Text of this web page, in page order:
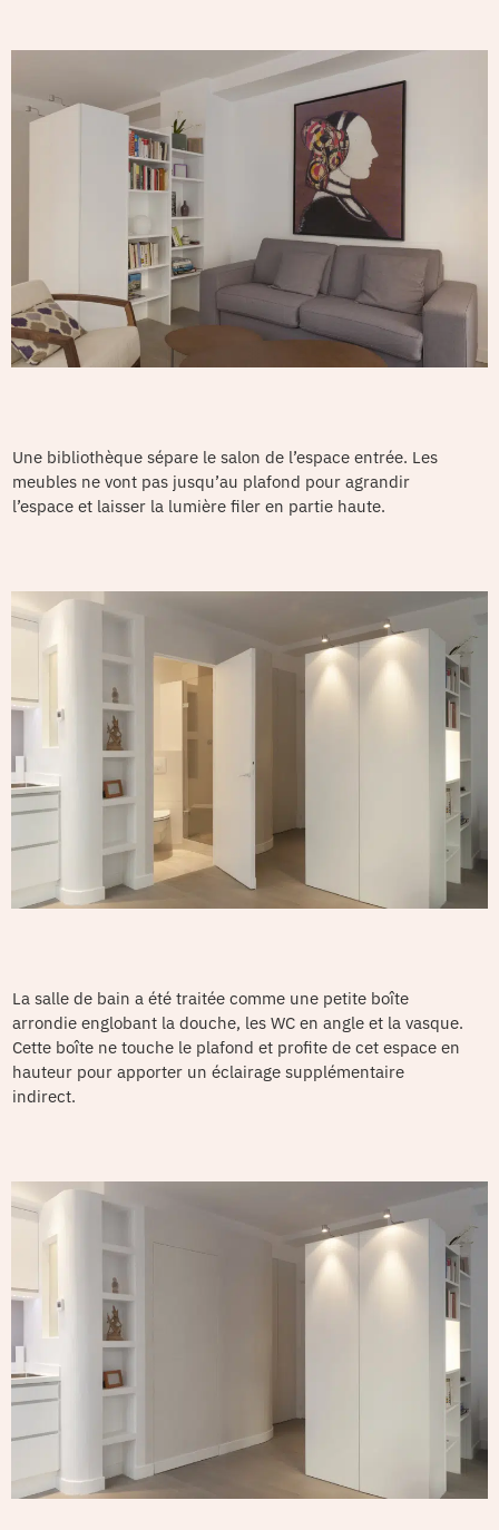
Une bibliothèque sépare le salon de l’espace entrée. Les
meubles ne vont pas jusqu’au plafond pour agrandir
l’espace et laisser la lumière filer en partie haute.
La salle de bain a été traitée comme une petite boîte
arrondie englobant la douche, les WC en angle et la vasque.
Cette boîte ne touche le plafond et profite de cet espace en
hauteur pour apporter un éclairage supplémentaire
indirect.